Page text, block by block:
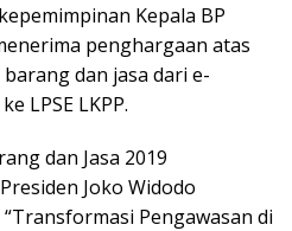
Kepala BP
penghargaan atas
dan jasa dari e-
LPSE LKPP.
dan Jasa 2019
Joko Widodo
Pengawasan di